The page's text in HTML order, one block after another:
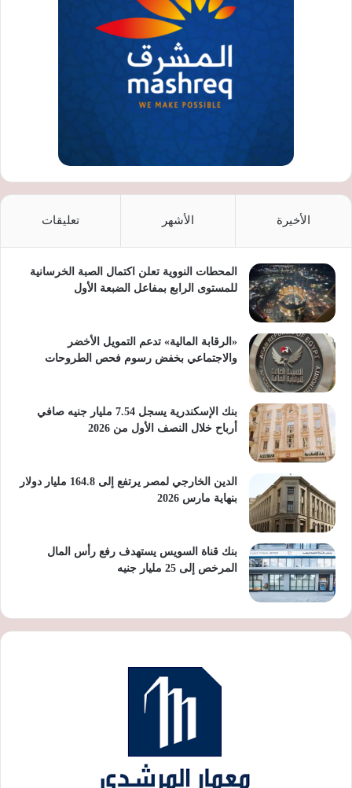
الأخيرة الأشهر تعليقات
المحطات النووية تعلن اكتمال الصبة الخرسانية
للمستوى الرابع بمفاعل الضبعة الأول
«الرقابة المالية» تدعم التمويل الأخضر
والاجتماعي بخفض رسوم فحص الطروحات
بنك الإسكندرية يسجل 7.54 مليار جنيه صافي
أرباح خلال النصف الأول من 2026
الدين الخارجي لمصر يرتفع إلى 164.8 مليار دولار
بنهاية مارس 2026
بنك قناة السويس يستهدف رفع رأس المال
المرخص إلى 25 مليار جنيه